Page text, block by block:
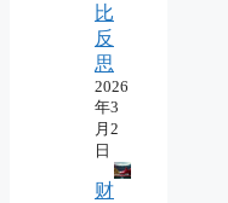
比
反
思
2026
年3
月2
日
财